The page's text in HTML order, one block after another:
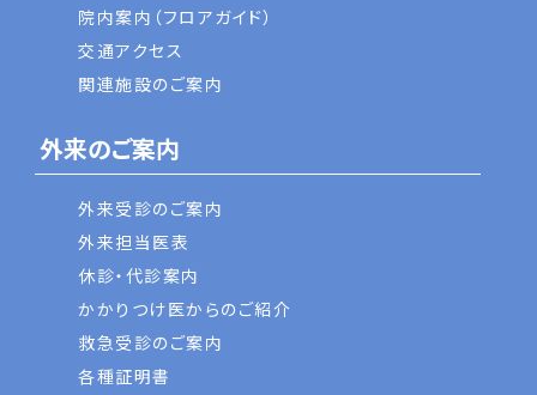
院内案内（フロアガイド）
交通アクセス
関連施設のご案内
外来のご案内
外来受診のご案内
外来担当医表
休診・代診案内
かかりつけ医からのご紹介
救急受診のご案内
各種証明書